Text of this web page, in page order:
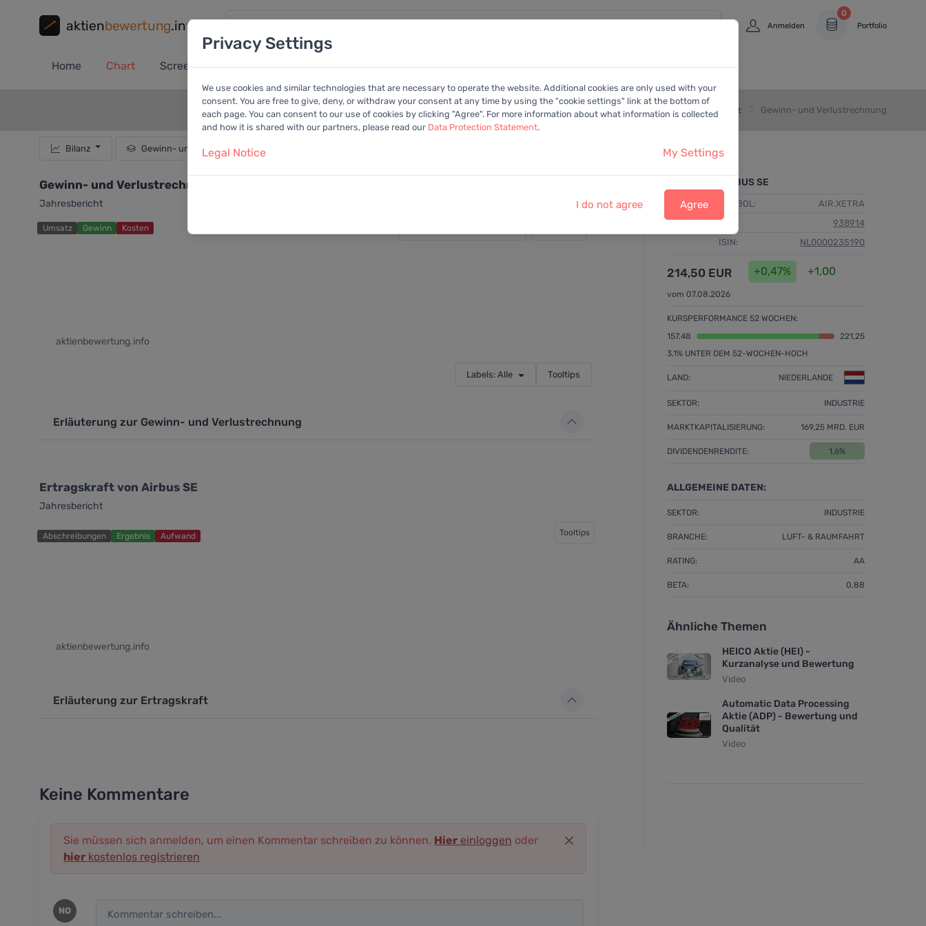
aktienbewertung.info Anmelden
0
Portfolio
Home Chart Screener Portfolio Analysen Kalender Anleitung Mitglied
+Portfolio Home Bilanz Gewinn- und Verlustrechnung
Bilanz Gewinn- und Verlustrechnung
Gewinn- und Verlustrechnung von Airbus SE
Jahresbericht
Umsatz Gewinn Kosten
aktienbewertung.info
Labels: Alle Tooltips
Erläuterung zur Gewinn- und Verlustrechnung
Ertragskraft von Airbus SE
Jahresbericht
Abschreibungen Ergebnis Aufwand Tooltips
aktienbewertung.info
Erläuterung zur Ertragskraft
Keine Kommentare
Sie müssen sich anmelden, um einen Kommentar schreiben zu können. Hier einloggen oder
hier kostenlos registrieren
NO
AIRBUS SE
SYMBOL:
AIR.XETRA
WKN:
938914
ISIN:
NL0000235190
214,50 EUR +0,47% +1,00
vom 07.08.2026
KURSPERFORMANCE 52 WOCHEN:
157,48
221,25
3,1% UNTER DEM 52-WOCHEN-HOCH
LAND: NIEDERLANDE
SEKTOR: INDUSTRIE
MARKTKAPITALISIERUNG: 169,25 MRD. EUR
DIVIDENDENRENDITE: 1,6%
ALLGEMEINE DATEN:
SEKTOR: INDUSTRIE
BRANCHE: LUFT- & RAUMFAHRT
RATING: AA
BETA: 0,88
Ähnliche Themen
HEICO Aktie (HEI) -
Kurzanalyse und Bewertung
Video
Automatic Data Processing
Aktie (ADP) - Bewertung und
Qualität
Video
Privacy Settings
We use cookies and similar technologies that are necessary to operate the website. Additional cookies are only used with your
consent. You are free to give, deny, or withdraw your consent at any time by using the "cookie settings" link at the bottom of
each page. You can consent to our use of cookies by clicking "Agree". For more information about what information is collected
and how it is shared with our partners, please read our Data Protection Statement.
Legal Notice My Settings
I do not agree Agree